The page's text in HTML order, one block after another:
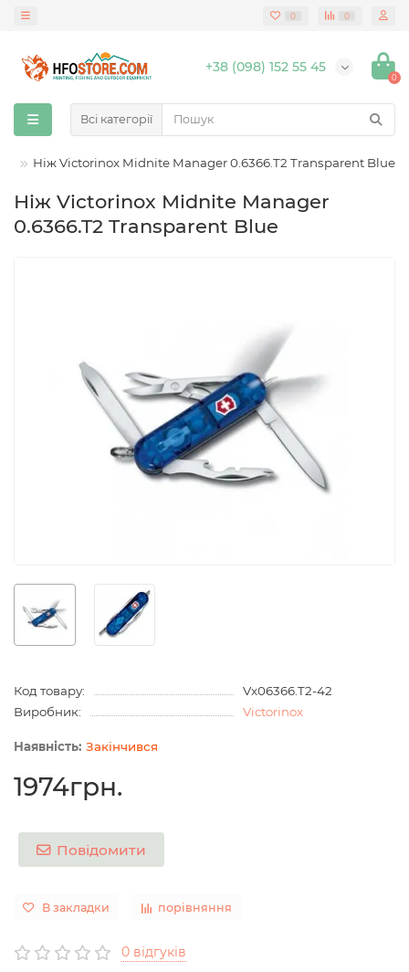
0 0
+38 (098) 152 55 45
0
Всі категорії
Ніж Victorinox Midnite Manager 0.6366.T2 Transparent Blue
Ніж Victorinox Midnite Manager
0.6366.T2 Transparent Blue
Код товару:
Vx06366.T2-42
Виробник:
Victorinox
Закінчився
1974грн.
Повідомити
В закладки порівняння
0 відгуків